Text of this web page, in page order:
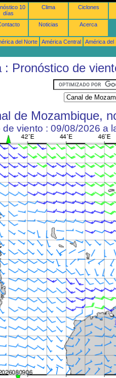
10
días
Clima Ciclones
Noticias Acerca
del Norte América Central
América del
: Pronóstico de
de Mozambique,
de viento : 09/08/2026 a